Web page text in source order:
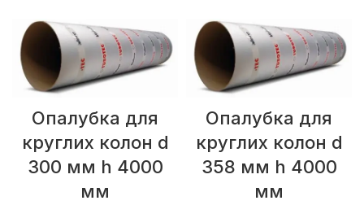
Опалубка для
круглих колон d
300 мм h 4000
мм
Опалубка для
круглих колон d
358 мм h 4000
мм